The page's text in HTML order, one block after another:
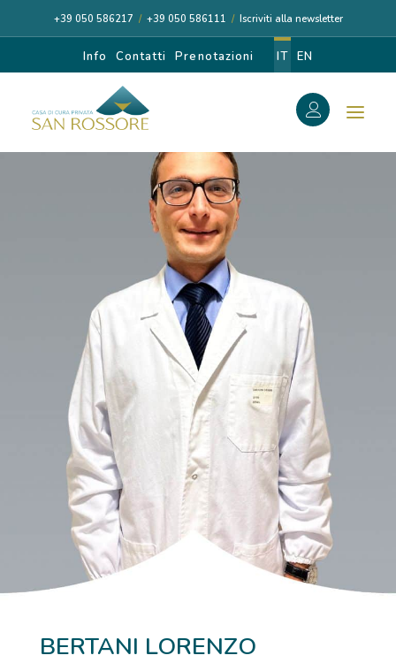
+39 050 586217 / +39 050 586111 / Iscriviti alla newsletter
Info Contatti Prenotazioni IT EN
CASA DI CURA
I NOSTRI MEDICI
DIAGNOSI E CURA
RICOVERI
PATOLOGIE
FORMAZIONE
BERTANI LORENZO